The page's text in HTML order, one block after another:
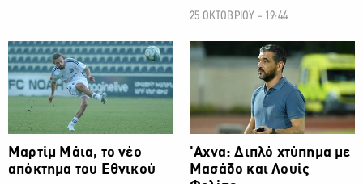
25 ΟΚΤΩΒΡΙΟΥ - 19:44
ΠΡΩΤΑΘΛΗΜΑ CYTA
Μαρτίμ Μάια, το νέο
απόκτημα του Εθνικού
ΠΡΩΤΑΘΛΗΜΑ CYTA
'Αχνα: Διπλό χτύπημα με
Μασάδο και Λουίς